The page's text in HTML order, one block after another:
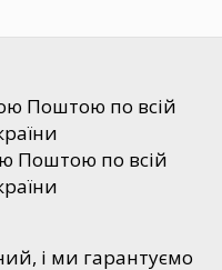
Поштою по всій